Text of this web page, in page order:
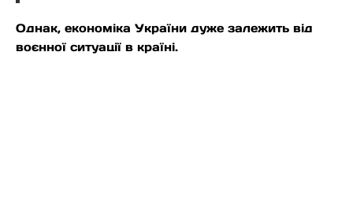
Однак, економіка України дуже залежить від
воєнної ситуації в країні.